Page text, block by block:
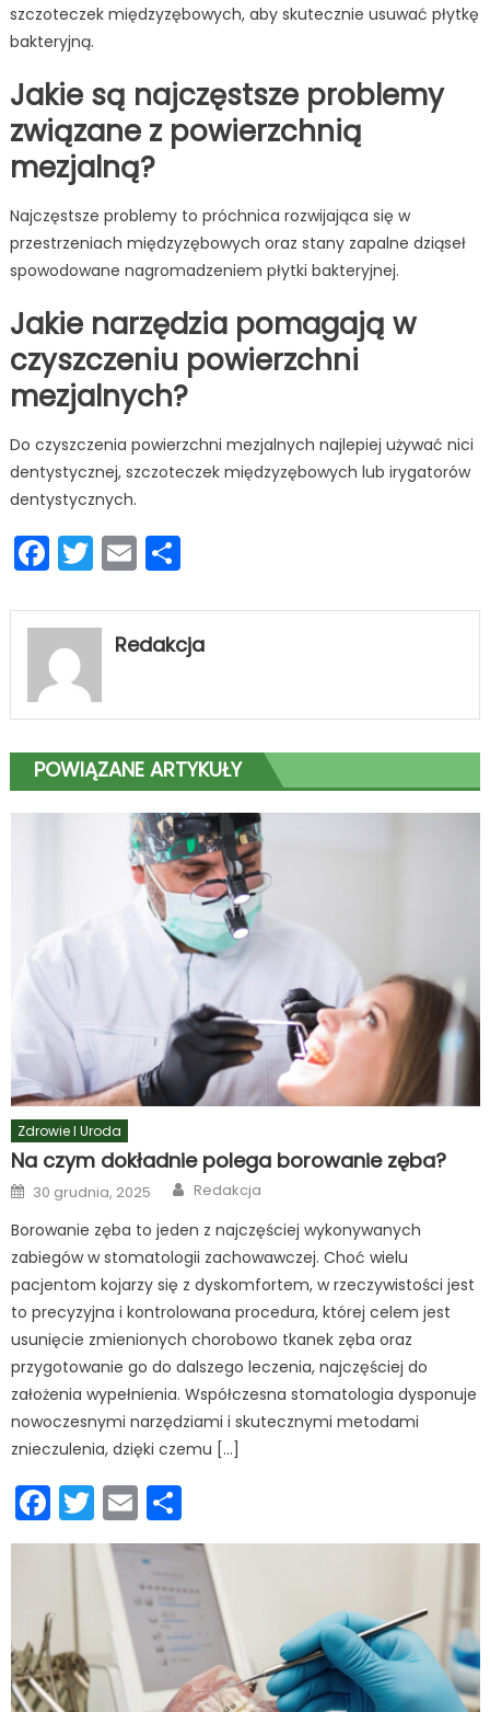
szczoteczek międzyzębowych, aby skutecznie usuwać płytkę
bakteryjną.
Jakie są najczęstsze problemy
związane z powierzchnią
mezjalną?
Najczęstsze problemy to próchnica rozwijająca się w
przestrzeniach międzyzębowych oraz stany zapalne dziąseł
spowodowane nagromadzeniem płytki bakteryjnej.
Jakie narzędzia pomagają w
czyszczeniu powierzchni
mezjalnych?
Do czyszczenia powierzchni mezjalnych najlepiej używać nici
dentystycznej, szczoteczek międzyzębowych lub irygatorów
dentystycznych.
Facebook
Twitter
EmailPodziel
Redakcja
POWIĄZANE ARTYKUŁY
Zdrowie I Uroda
Na czym dokładnie polega borowanie zęba?
Posted
on
30 grudnia, 2025 Author
Redakcja
Borowanie zęba to jeden z najczęściej wykonywanych
zabiegów w stomatologii zachowawczej. Choć wielu
pacjentom kojarzy się z dyskomfortem, w rzeczywistości jest
to precyzyjna i kontrolowana procedura, której celem jest
usunięcie zmienionych chorobowo tkanek zęba oraz
przygotowanie go do dalszego leczenia, najczęściej do
założenia wypełnienia. Współczesna stomatologia dysponuje
nowoczesnymi narzędziami i skutecznymi metodami
znieczulenia, dzięki czemu […]
Facebook
Twitter
Email
się